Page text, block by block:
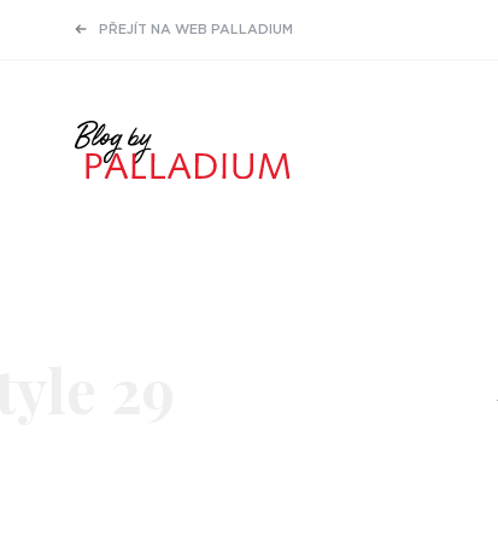
PŘEJÍT NA WEB PALLADIUM